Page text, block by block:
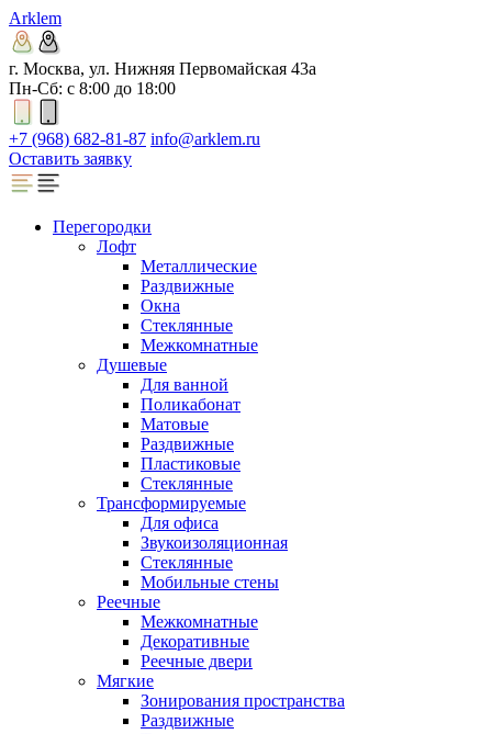
Arklem
г. Москва, ул. Нижняя Первомайская 43а
Пн-Сб: с 8:00 до 18:00
+7 (968) 682-81-87 info@arklem.ru
Оставить заявку
Перегородки
Лофт
Металлические
Раздвижные
Окна
Стеклянные
Межкомнатные
Душевые
Для ванной
Поликабонат
Матовые
Раздвижные
Пластиковые
Стеклянные
Трансформируемые
Для офиса
Звукоизоляционная
Стеклянные
Мобильные стены
Реечные
Межкомнатные
Декоративные
Реечные двери
Мягкие
Зонирования пространства
Раздвижные